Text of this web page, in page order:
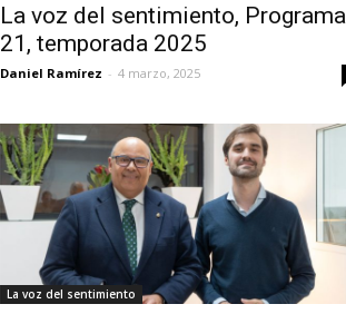
La voz del sentimiento, Programa
21, temporada 2025
Daniel Ramírez - 4 marzo, 2025
La voz del sentimiento